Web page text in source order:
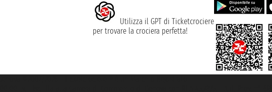
Utilizza il GPT di Ticketcrociere
per trovare la crociera perfetta!